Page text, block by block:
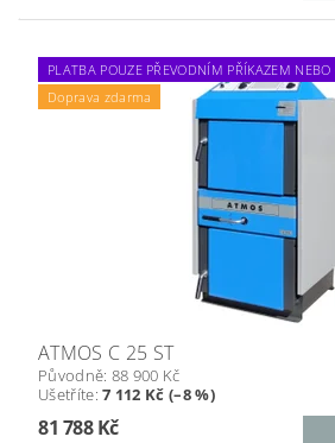
PLATBA POUZE PŘEVODNÍM PŘÍKAZEM
Doprava zdarma
ATMOS C 25 ST
Původně: 88 900 Kč
Ušetříte:7 112 Kč (–8 %)
81 788 Kč